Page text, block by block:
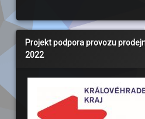
Projekt podpora provozu
2022